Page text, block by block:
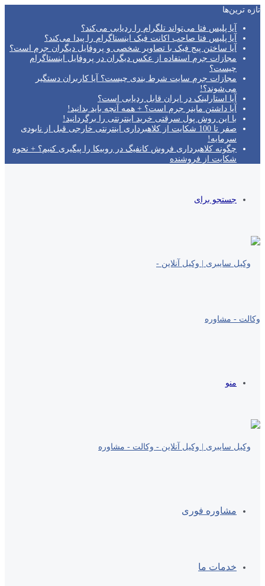
تازه‌ ترین‌ها
آیا پلیس فتا می‌تواند تلگرام را ردیابی می‌کند؟
آیا پلیس فتا صاحب اکانت فیک اینستاگرام را پیدا می‌کند؟
آیا ساختن پیج فیک با تصاویر شخصی و پروفایل دیگران جرم است؟
مجازات جرم استفاده از عکس دیگران در پروفایل اینستاگرام
چیست؟
مجازات جرم سایت شرط بندی چیست؟ آیا کاربران دستگیر
می‌شوند؟!
آیا استارلینک در ایران قابل ردیابی است؟
آیا داشتن ماینر جرم است؟ + همه آنچه باید بدانید!
با این روش پول سرقتی خرید اینترنتی را برگردانید!
صفر تا 100 شکایت از کلاهبرداری اینترنتی خارجی قبل از نابودی
سرمایه!
چگونه کلاهبرداری فروش کانفیگ در روبیکا را پیگیری کنیم؟ + نحوه
شکایت از فروشنده
جستجو برای
منو
مشاوره فوری
خدمات ما